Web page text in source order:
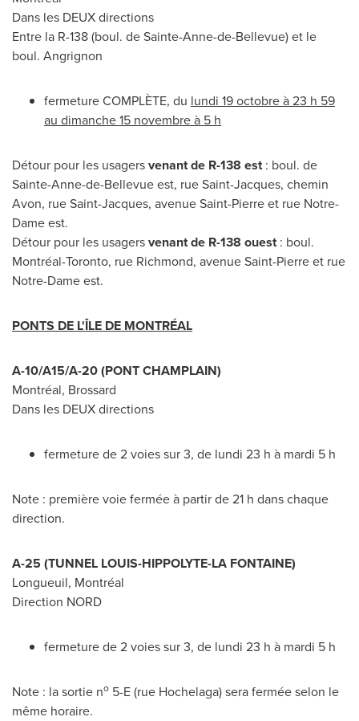
Dans les DEUX directions
Entre la R-138 (boul. deSainte-Anne-de-Bellevue) et le
boul. Angrignon
fermeture COMPLÈTE, du lundi 19 octobre à 23 h 59
au dimanche 15 novembre à 5 h
Détour pour les usagersvenant de R-138 est: boul. de
Sainte-Anne-de-Bellevueest, rueSaint-Jacques, chemin
Avon, rue Saint-Jacques, avenueSaint-Pierreet rue Notre-
Dameest.
Détour pour les usagersvenant de R-138 ouest: boul.
Montréal-Toronto, rue Richmond, avenueSaint-Pierreet rue
Notre-Dameest.
PONTS DE L'ÎLE DE MONTRÉAL
A-10/A15/A-20 (PONT CHAMPLAIN)
Montréal, Brossard
Dans les DEUX directions
fermeture de 2 voies sur 3, de lundi 23 h à mardi 5 h
Note : première voie fermée à partir de 21 h dans chaque
direction.
A-25 (TUNNEL LOUIS-HIPPOLYTE-LA FONTAINE)
Longueuil, Montréal
Direction NORD
fermeture de 2 voies sur 3, de lundi 23 h à mardi 5 h
Note : la sortie no 5-E (rue Hochelaga) sera fermée selon le
même horaire.